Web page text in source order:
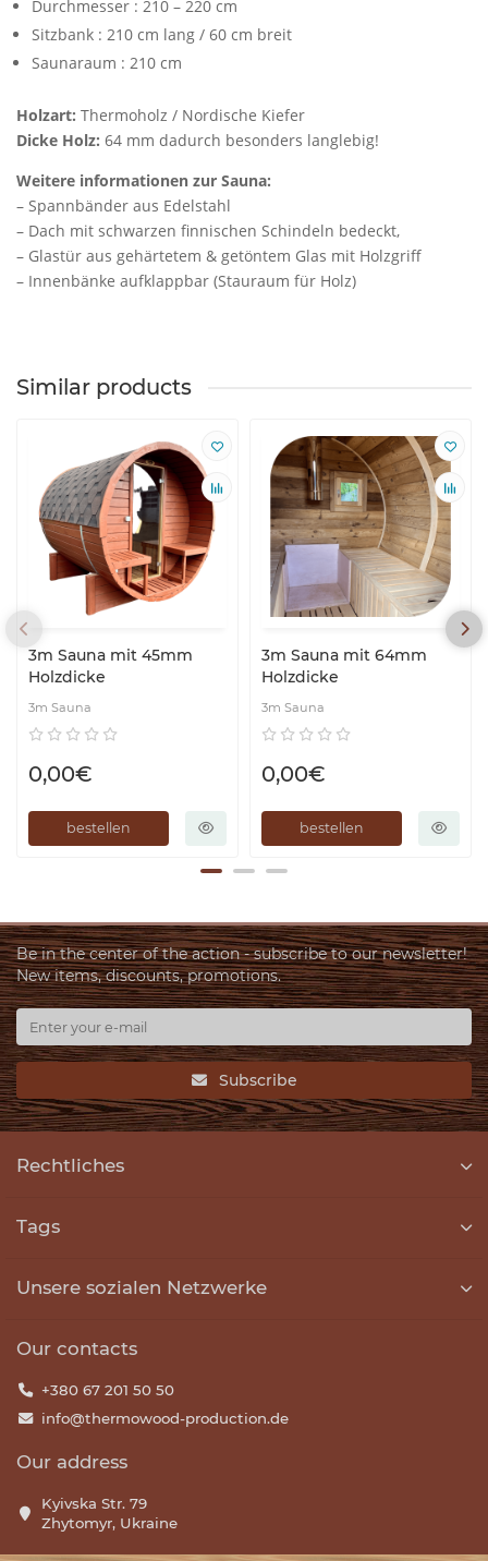
Durchmesser : 210 – 220 cm
Sitzbank : 210 cm lang / 60 cm breit
Saunaraum : 210 cm
Holzart: Thermoholz / Nordische Kiefer
Dicke Holz: 64 mm dadurch besonders langlebig!
Weitere informationen zur Sauna:
– Spannbänder aus Edelstahl
– Dach mit schwarzen finnischen Schindeln bedeckt,
– Glastür aus gehärtetem & getöntem Glas mit Holzgriff
– Innenbänke aufklappbar (Stauraum für Holz)
Similar products
3m Sauna mit 45mm
Holzdicke
3m Sauna
0,00€
bestellen
3m Sauna mit 64mm
Holzdicke
3m Sauna
0,00€
bestellen
Be in the center of the action - subscribe to our newsletter!
New items, discounts, promotions.
Subscribe
Rechtliches
Tags
Unsere sozialen Netzwerke
Our contacts
+380 67 201 50 50
info@thermowood-production.de
Our address
Kyivska Str. 79
Zhytomyr, Ukraine